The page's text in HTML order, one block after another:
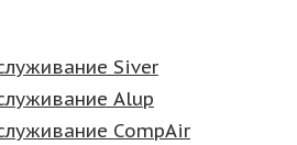
Siver
Alup
CompAir